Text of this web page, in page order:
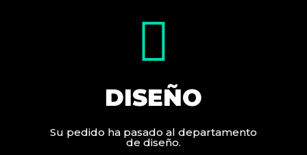
DISEÑO
Su pedido ha pasado al departamento
de diseño.